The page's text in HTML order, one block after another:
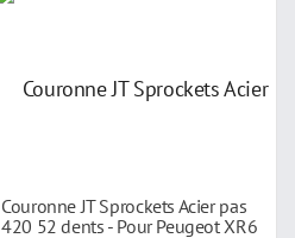
Couronne JT Sprockets Acier pas
420 52 dents - Pour Peugeot XR6